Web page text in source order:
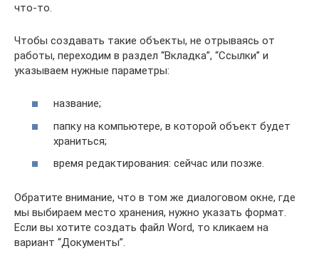
что-то.
Чтобы создавать такие объекты, не отрываясь от
работы, переходим в раздел “Вкладка”, “Ссылки” и
указываем нужные параметры:
название;
папку на компьютере, в которой объект будет
храниться;
время редактирования: сейчас или позже.
Обратите внимание, что в том же диалоговом окне, где
мы выбираем место хранения, нужно указать формат.
Если вы хотите создать файл Word, то кликаем на
вариант “Документы”.